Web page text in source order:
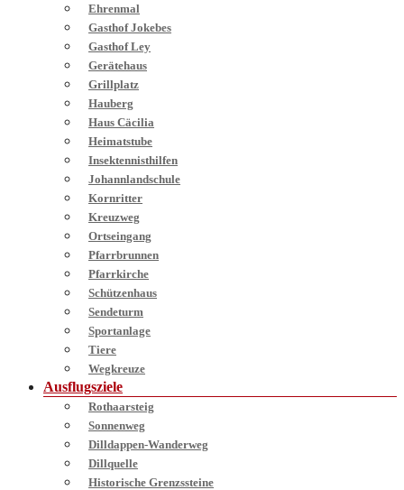
Ehrenmal
Gasthof Jokebes
Gasthof Ley
Gerätehaus
Grillplatz
Hauberg
Haus Cäcilia
Heimatstube
Insektennisthilfen
Johannlandschule
Kornritter
Kreuzweg
Ortseingang
Pfarrbrunnen
Pfarrkirche
Schützenhaus
Sendeturm
Sportanlage
Tiere
Wegkreuze
Ausflugsziele
Rothaarsteig
Sonnenweg
Dilldappen-Wanderweg
Dillquelle
Historische Grenzssteine